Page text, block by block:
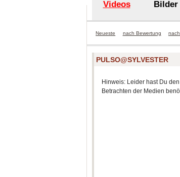
Videos Bilder
Neueste nach Bewertung
PULSO@SYLVESTER
Hinweis: Leider hast Du
Betrachten der Medien